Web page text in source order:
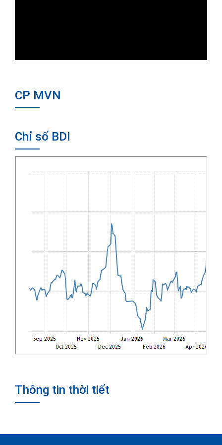
CP MVN
Chỉ số BDI
Thông tin thời tiết